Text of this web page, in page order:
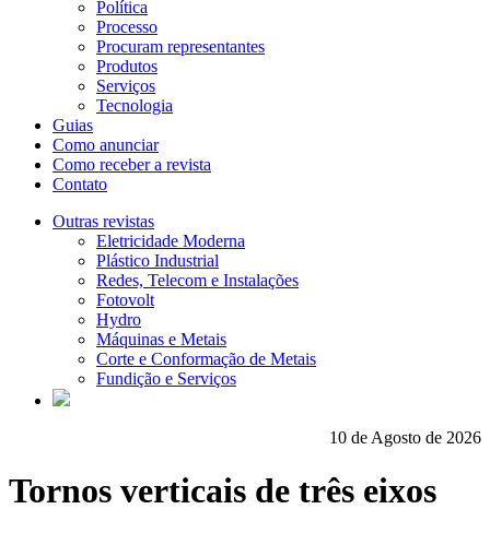
Política
Processo
Procuram representantes
Produtos
Serviços
Tecnologia
Guias
Como anunciar
Como receber a revista
Contato
Outras revistas
Eletricidade Moderna
Plástico Industrial
Redes, Telecom e Instalações
Fotovolt
Hydro
Máquinas e Metais
Corte e Conformação de Metais
Fundição e Serviços
10 de Agosto de 2026
Tornos verticais de três eixos